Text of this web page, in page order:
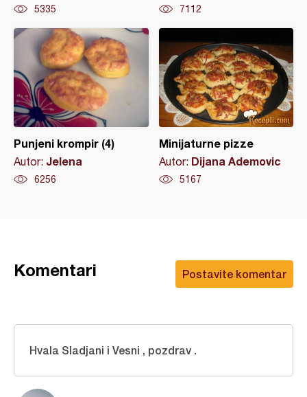
5335 7112
Punjeni krompir (4)
Autor: Jelena
6256
Minijaturne pizze
Autor: Dijana Ademovic
5167
Postavite komentar
Komentari
Hvala Sladjani i Vesni , pozdrav .